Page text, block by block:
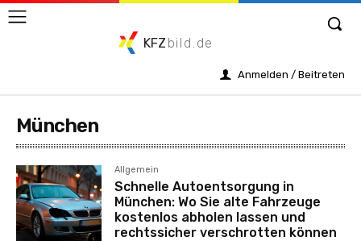
KFZ bild.de
Anmelden / Beitreten
München
Allgemein
Schnelle Autoentsorgung in
München: Wo Sie alte Fahrzeuge
kostenlos abholen lassen und
rechtssicher verschrotten können